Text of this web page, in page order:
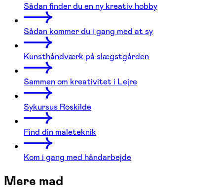
Sådan finder du en ny kreativ hobby
Sådan kommer du i gang med at sy
Kunsthåndværk på slægstgården
Sammen om kreativitet i Lejre
Sykursus Roskilde
Find din maleteknik
Kom i gang med håndarbejde
Mere mad